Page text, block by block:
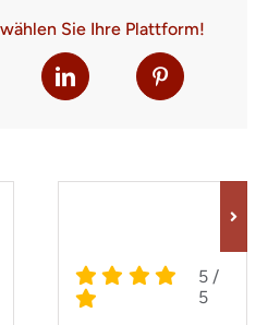
Sie Ihre Plattform!
5 /
5